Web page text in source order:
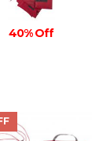
40% Off